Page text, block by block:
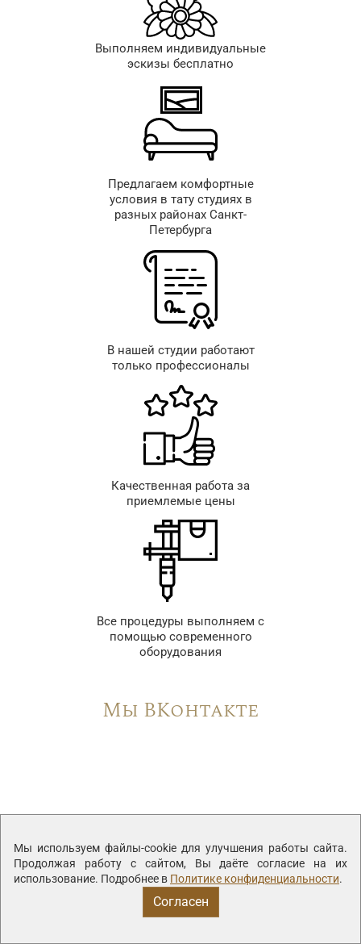
Мы используем файлы-cookie для улучшения работы сайта.
Продолжая работу с сайтом, Вы даёте согласие на их
использование. Подробнее в Политике конфиденциальности.
Согласен
Выполняем индивидуальные
эскизы бесплатно
Предлагаем комфортные
условия в тату студиях в
разных районах Санкт-
Петербурга
В нашей студии работают
только профессионалы
Качественная работа за
приемлемые цены
Все процедуры выполняем с
помощью современного
оборудования
Мы ВКонтакте